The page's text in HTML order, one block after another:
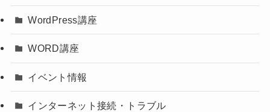
WordPress講座
WORD講座
イベント情報
インターネット接続・トラブル